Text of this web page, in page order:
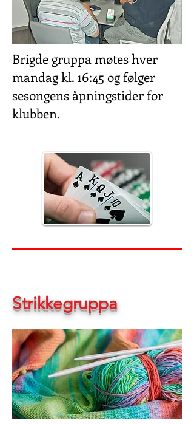
Brigde gruppa møtes hver
mandag kl. 16:45 og følger
sesongens åpningstider for
klubben.
Strikkegruppa